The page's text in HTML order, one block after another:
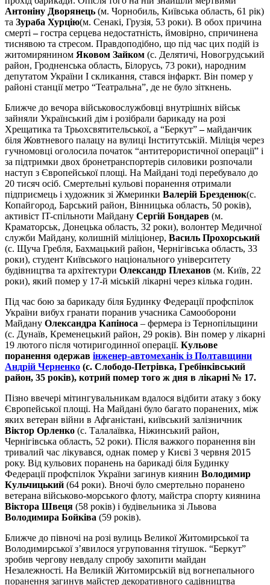
Антоніну Дворянець (м. Чорнобиль, Київська область, 61 рік)
та Зураба Хурцію(м. Сенакі, Грузія, 53 роки). В обох причина
смерті–гостра серцева недостатність, ймовірно, спричинена
тиснявою та стресом. Правдоподібно, що під час цих подій із
житомирянином Яковом Зайком (с. Делятичі, Новогрудський
район, Гродненська область, Білорусь, 73 роки), народним
депутатом України І скликання, стався інфаркт. Він помер у
районі станції метро “Театральна”, де не було зіткнень.
Ближче до вечора військовослужбовці внутрішніх військ
зайняли Український дім і розібрали барикаду на розі
Хрещатика та Трьохсвятительської, а “Беркут”–майданчик
біля Жовтневого палацу на вулиці Інститутській. Міліція через
гучномовці оголосила початок “антитерористичної операції” і
за підтримки двох бронетранспортерів силовики розпочали
наступ з Європейської площі. На Майдані тоді перебувало до
20 тисяч осіб. Смертельні кульові поранення отримали
підприємець і художник зі Жмеринки Валерій Брезденюк(с.
Копайгород, Барський район, Вінницька область, 50 років),
активіст IT-спільноти Майдану Сергій Бондарев (м.
Краматорськ, Донецька область, 32 роки), волонтер Медичної
служби Майдану, колишній міліціонер, Василь Прохорський
(с. Щуча Гребля, Бахмацький район, Чернігівська область, 33
роки), студент Київського національного університету
будівництва та архітектури Олександр Плеханов (м. Київ, 22
роки), який помер у 17-й міській лікарні через кілька годин.
Під час бою за барикаду біля Будинку Федерації профспілок
України вибух гранати поранив учасника Самооборони
Майдану Олександра Капіноса – фермера із Тернопільщини
(с. Дунаїв, Кременецький район, 29 років). Він помер у лікарні
19 лютого після чотиригодинної операції. Кульове
поранення одержав інженер-автомеханік із Полтавщини
Андрій Черненко (с. Слободо-Петрівка, Гребінківський
район, 35 років), котрий помер того ж дня в лікарні № 17.
Пізно ввечері мітингувальникам вдалося відбити атаку з боку
Європейської площі. На Майдані було багато поранених, між
яких ветеран війни в Афганістані, київський залізничник
Віктор Орленко (с. Талалаївка, Ніжинський район,
Чернігівська область, 52 роки). Після важкого поранення він
тривалий час лікувався, однак помер у Києві 3 червня 2015
року. Від кульових поранень на барикаді біля Будинку
Федерації профспілок України загинув киянин Володимир
Кульчицький (64 роки). Вночі було смертельно поранено
ветерана військово-морського флоту, майстра спорту киянина
Віктора Швеця (58 років) і будівельника зі Львова
Володимира Бойківа (59 років).
Ближче до півночі на розі вулиць Великої Житомирської та
Володимирської з’явилося угруповання тітушок. “Беркут”
зробив чергову невдалу спробу захопити майдан
Незалежності. На Великій Житомирській від вогнепального
поранення загинув майстер декоративного садівництва